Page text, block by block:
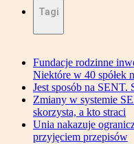
Tagi
Fundacje rodzinne
Niektóre w 40 spółek
Jest sposób na
Zmiany w systemie
skorzysta, a kto straci
Unia nakazuje
przyjęciem przepisów